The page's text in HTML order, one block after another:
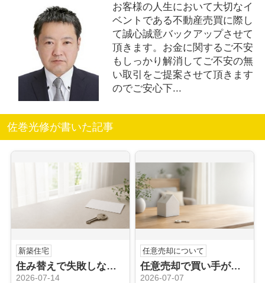
お客様の人生において大切なイ
ベントである不動産売買に際し
て誠心誠意バックアップさせて
頂きます。お金に関するご不安
もしっかり解消してご不安の無
い取引をご提案させて頂きます
のでご安心下...
佐巻光修が書いた記事
新築住宅
住み替えで失敗しないためには？価格や時期の注意点についても解説
2026-07-14
任意売却について
任意売却で買い手がつかない理由は？競売のリスクや価格見直しも解説
2026-07-07